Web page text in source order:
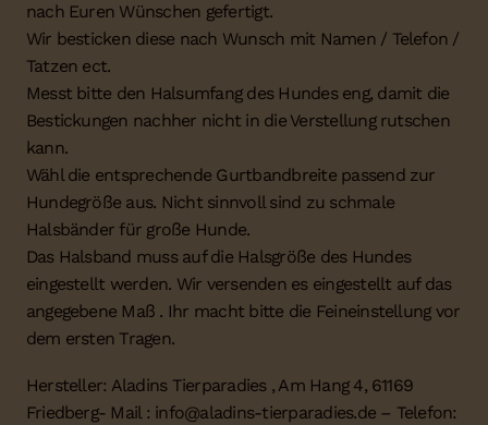
nach Euren Wünschen gefertigt.
Wir besticken diese nach Wunsch mit Namen / Telefon /
Tatzen ect.
Messt bitte den Halsumfang des Hundes eng, damit die
Bestickungen nachher nicht in die Verstellung rutschen
kann.
Wähl die entsprechende Gurtbandbreite passend zur
Hundegröße aus. Nicht sinnvoll sind zu schmale
Halsbänder für große Hunde.
Das Halsband muss auf die Halsgröße des Hundes
eingestellt werden. Wir versenden es eingestellt auf das
angegebene Maß . Ihr macht bitte die Feineinstellung vor
dem ersten Tragen.
Hersteller: Aladins Tierparadies , Am Hang 4, 61169
Friedberg- Mail : info@aladins-tierparadies.de – Telefon: